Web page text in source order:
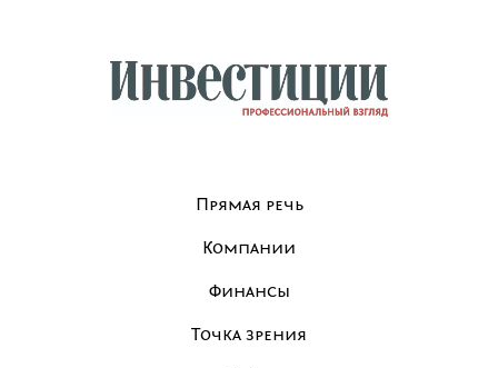
Прямая речь
Компании
Финансы
Точка зрения